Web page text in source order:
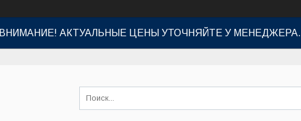
ВНИМАНИЕ! АКТУАЛЬНЫЕ ЦЕНЫ УТОЧНЯЙТЕ У МЕНЕДЖЕРА.